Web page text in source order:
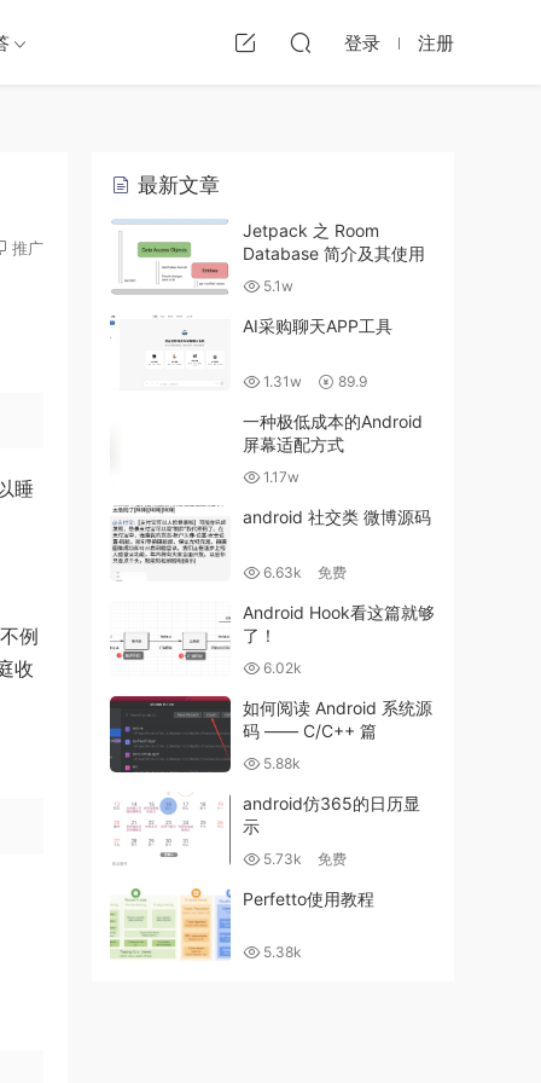
登录 注册
推广
睡
例
收
最新文章
Jetpack 之 Room
Database 简介及其使用
5.1w
AI采购聊天APP工具
1.31w 89.9
一种极低成本的Android
屏幕适配方式
1.17w
android 社交类 微博源码
6.63k 免费
Android Hook看这篇就够
了！
6.02k
如何阅读 Android 系统源
码 —— C/C++ 篇
5.88k
android仿365的日历显
示
5.73k 免费
Perfetto使用教程
5.38k